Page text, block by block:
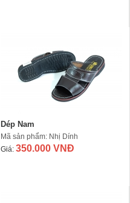
Dép Nam
Mã sản phẩm: Nhị Dính
Giá: 350.000 VNĐ